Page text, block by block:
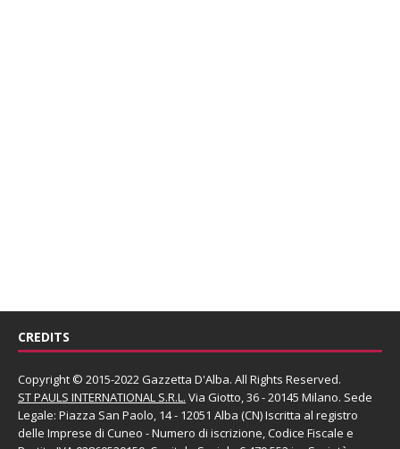
CREDITS
Copyright © 2015-2022 Gazzetta D'Alba. All Rights Reserved.
ST PAULS INTERNATIONAL S.R.L. Via Giotto, 36 - 20145 Milano. Sede
Legale: Piazza San Paolo, 14 - 12051 Alba (CN) Iscritta al registro
delle Imprese di Cuneo - Numero di iscrizione, Codice Fiscale e